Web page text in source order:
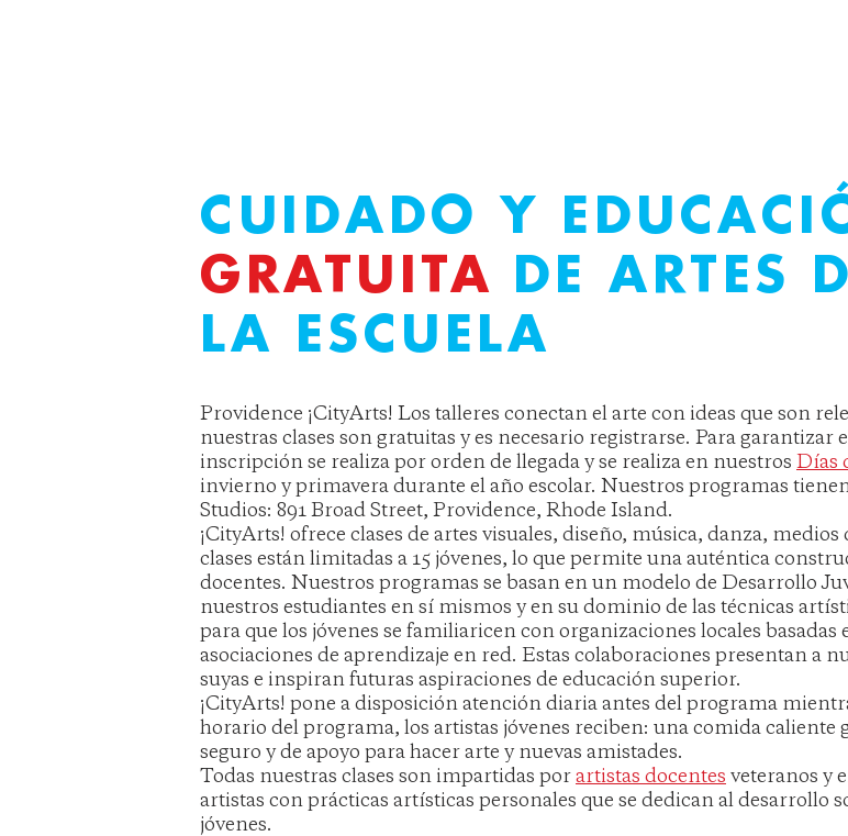
CUIDADO Y
GRATUITA
DE ARTES
LA ESCUELA
Providence ¡CityArts! Los talleres conectan el arte con ideas que son
nuestras clases son gratuitas y es necesario registrarse. Para garantizar
inscripción se realiza por orden de llegada y se realiza en nuestros Días
invierno y primavera durante el año escolar. Nuestros programas
Studios: 891 Broad Street, Providence, Rhode Island.
¡CityArts! ofrece clases de artes visuales, diseño, música, danza,
clases están limitadas a 15 jóvenes, lo que permite una auténtica
docentes. Nuestros programas se basan en un modelo de Desarrollo
nuestros estudiantes en sí mismos y en su dominio de las técnicas
para que los jóvenes se familiaricen con organizaciones locales
asociaciones de aprendizaje en red. Estas colaboraciones presentan a
suyas e inspiran futuras aspiraciones de educación superior.
¡CityArts! pone a disposición atención diaria antes del programa
horario del programa, los artistas jóvenes reciben: una comida caliente
seguro y de apoyo para hacer arte y nuevas amistades.
Todas nuestras clases son impartidas por artistas docentes veteranos y
artistas con prácticas artísticas personales que se dedican al desarrollo
jóvenes.